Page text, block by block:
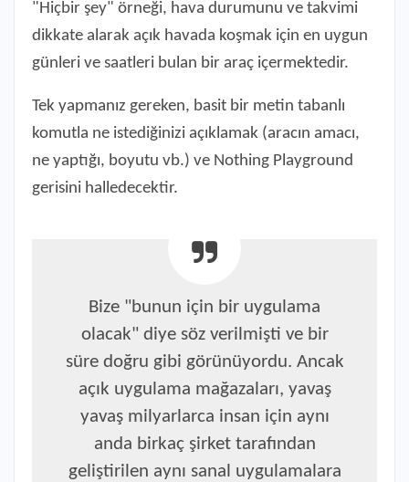
"Hiçbir şey" örneği, hava durumunu ve takvimi
dikkate alarak açık havada koşmak için en uygun
günleri ve saatleri bulan bir araç içermektedir.
Tek yapmanız gereken, basit bir metin tabanlı
komutla ne istediğinizi açıklamak (aracın amacı,
ne yaptığı, boyutu vb.) ve Nothing Playground
gerisini halledecektir.
Bize "bunun için bir uygulama
olacak" diye söz verilmişti ve bir
süre doğru gibi görünüyordu. Ancak
açık uygulama mağazaları, yavaş
yavaş milyarlarca insan için aynı
anda birkaç şirket tarafından
geliştirilen aynı sanal uygulamalara